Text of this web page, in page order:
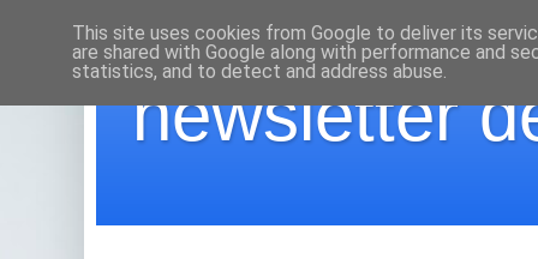
newsletter
This site uses cookies from Google to deliver its
are shared with Google along with performance and
statistics, and to detect and address abuse.